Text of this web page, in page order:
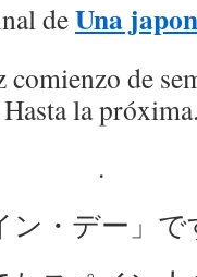
deUna
comienzo de
Hasta la
.
ン・デー」で